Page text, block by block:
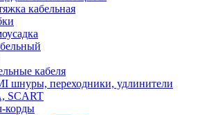
кабельная
кабеля
шнуры, переходники, удлинители
SCART
корды